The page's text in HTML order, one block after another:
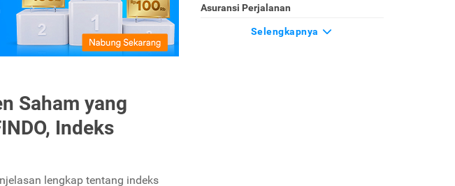
Saham yang
Indeks
lengkap tentang indeks
Asuransi Perjalanan
Selengkapnya